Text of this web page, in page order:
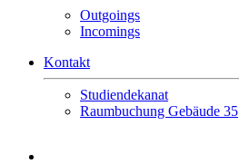
Outgoings
Incomings
Kontakt
Studiendekanat
Raumbuchung Gebäude 35